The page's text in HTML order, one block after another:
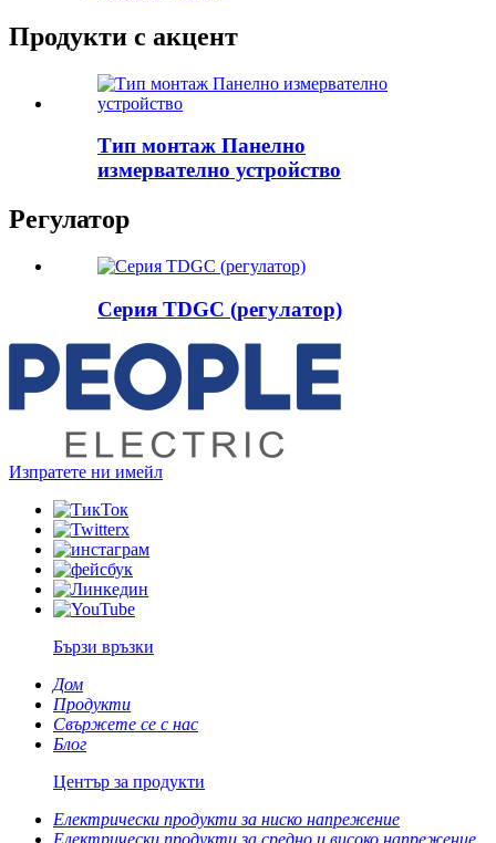
Продукти с акцент
Тип монтаж Панелно
измервателно устройство
Регулатор
Серия TDGC (регулатор)
Изпратете ни имейл
Бързи връзки
Дом
Продукти
Свържете се с нас
Блог
Център за продукти
Електрически продукти за ниско напрежение
Електрически продукти за средно и високо напрежение